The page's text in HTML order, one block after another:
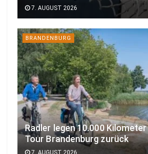
7. AUGUST 2026
BRANDENBURG
Radler legen 10.000
Tour Brandenburg zurück
7. AUGUST 2026